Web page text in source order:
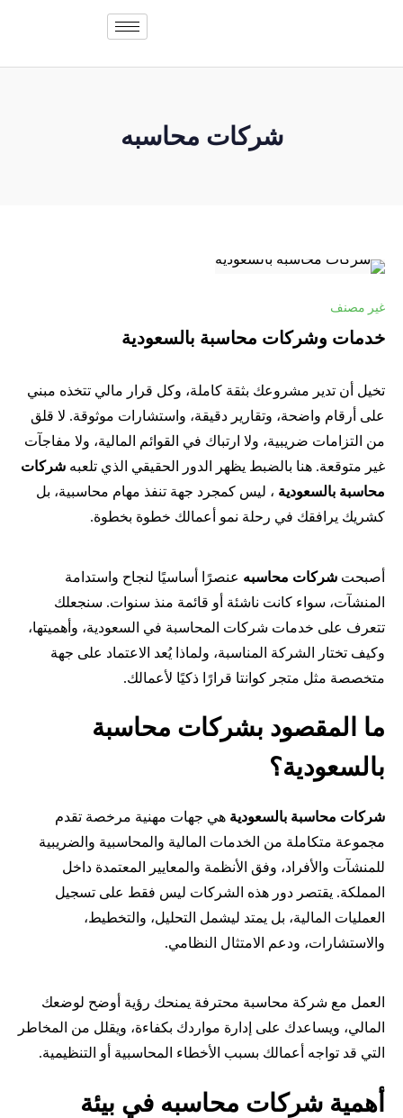
شركات محاسبه
غير مصنف
خدمات وشركات محاسبة بالسعودية
تخيل أن تدير مشروعك بثقة كاملة، وكل قرار مالي تتخذه مبني
على أرقام واضحة، وتقارير دقيقة، واستشارات موثوقة. لا قلق
من التزامات ضريبية، ولا ارتباك في القوائم المالية، ولا مفاجآت
غير متوقعة. هنا بالضبط يظهر الدور الحقيقي الذي تلعبه شركات
محاسبة بالسعودية ، ليس كمجرد جهة تنفذ مهام محاسبية، بل
كشريك يرافقك في رحلة نمو أعمالك خطوة بخطوة.
أصبحت شركات محاسبه عنصرًا أساسيًا لنجاح واستدامة
المنشآت، سواء كانت ناشئة أو قائمة منذ سنوات. سنجعلك
تتعرف على خدمات شركات المحاسبة في السعودية، وأهميتها،
وكيف تختار الشركة المناسبة، ولماذا يُعد الاعتماد على جهة
متخصصة مثل متجر كوانتا قرارًا ذكيًا لأعمالك.
ما المقصود بشركات محاسبة
بالسعودية؟
شركات محاسبة بالسعودية هي جهات مهنية مرخصة تقدم
مجموعة متكاملة من الخدمات المالية والمحاسبية والضريبية
للمنشآت والأفراد، وفق الأنظمة والمعايير المعتمدة داخل
المملكة. يقتصر دور هذه الشركات ليس فقط على تسجيل
العمليات المالية، بل يمتد ليشمل التحليل، والتخطيط،
والاستشارات، ودعم الامتثال النظامي.
العمل مع شركة محاسبة محترفة يمنحك رؤية أوضح لوضعك
المالي، ويساعدك على إدارة مواردك بكفاءة، ويقلل من المخاطر
التي قد تواجه أعمالك بسبب الأخطاء المحاسبية أو التنظيمية.
أهمية شركات محاسبه في بيئة